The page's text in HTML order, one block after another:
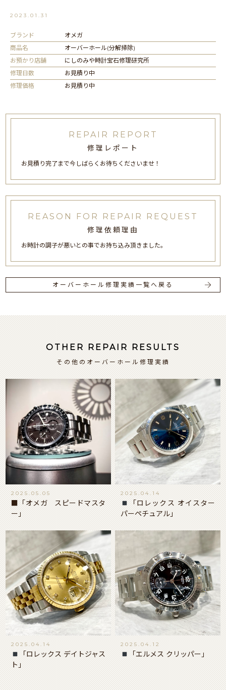
2023.01.31
ブランド
オメガ
商品名
オーバーホール(分解掃除)
お預かり店舗
にしのみや時計宝石修理研究所
修理日数
お見積り中
修理価格
お見積り中
REPAIR REPORT
修理レポート
お見積り完了まで今しばらくお待ちくださいませ！
REASON FOR REPAIR REQUEST
修理依頼理由
お時計の調子が悪いとの事でお持ち込み頂きました。
オーバーホール修理実績一覧へ戻る
OTHER REPAIR RESULTS
その他のオーバーホール修理実績
2025.05.05
■「オメガ スピードマスタ
ー」
2025.04.14
「ロレックス オイスター
パーペチュアル」
2025.04.14
「ロレックス デイトジャス
ト」
2025.04.12
「エルメス クリッパー」